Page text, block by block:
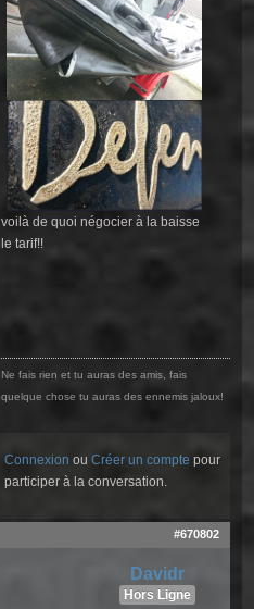
voilà de quoi négocier à la baisse
le tarif!!
Ne fais rien et tu auras des amis, fais
quelque chose tu auras des ennemis jaloux!
Connexion ouCréer un compte pour
participer à la conversation.
#670802
Davidr
Hors Ligne